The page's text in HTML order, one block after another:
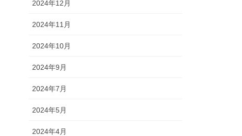
2024年12月
2024年11月
2024年10月
2024年9月
2024年7月
2024年5月
2024年4月